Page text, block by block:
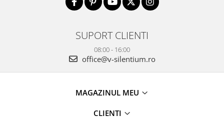
SUPORT CLIENTI
08:00 - 16:00
office@v-silentium.ro
MAGAZINUL MEU
CLIENTI